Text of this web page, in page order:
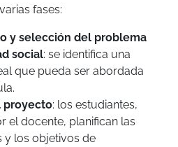
fases:
y selección del problema
social: se identifica una
que pueda ser abordada
proyecto: los estudiantes,
el docente, planifican las
y los objetivos de